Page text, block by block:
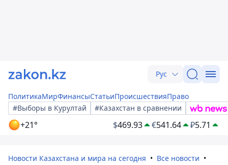
Рус
ПолитикаМирФинансыСтатьиПроисшествияПраво
#Выборы в Курултай
#Казахстан в сравнении
+21° $469.93 €541.64 ₽5.71
Новости Казахстана и мира на сегодня
Все новости